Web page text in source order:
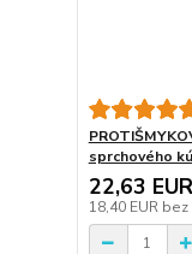
sprchového
22,63 EUR
18,40 EUR bez